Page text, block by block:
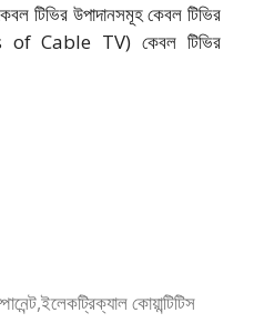
টিভির উপাদানসমূহ কেবল টিভির
of Cable TV) কেবল টিভির
,ইলেকট্রিক্যাল কোয়ান্টিটিস